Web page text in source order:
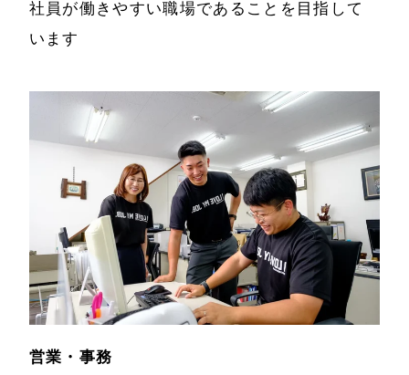
社員が働きやすい職場であることを目指して
います
営業・事務